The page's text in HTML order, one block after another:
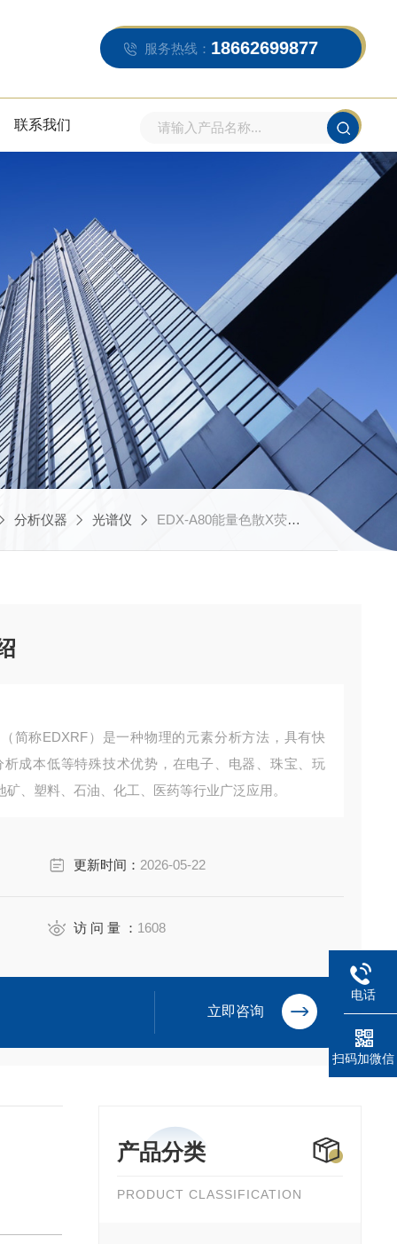
服务热线： 18662699877
联系我们
分析仪器 光谱仪 EDX-A80能量色散X荧光光谱仪介绍
简称EDXRF）是一种物理的元素分析方法，具有快
成本低等特殊技术优势，在电子、电器、珠宝、玩
、塑料、石油、化工、医药等行业广泛应用。
更新时间： 2026-05-22
访 问 量 ： 1608
立即咨询
产品分类
PRODUCT CLASSIFICATION
电话
扫码加微信